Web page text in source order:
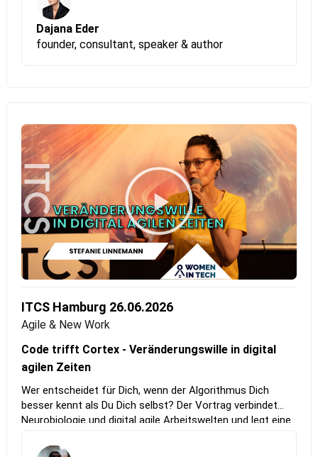
Dajana Eder
founder, consultant, speaker & author
ITCS Hamburg 26.06.2026
Agile & New Work
Code trifft Cortex - Veränderungswille in digital
agilen Zeiten
Wer entscheidet für Dich, wenn der Algorithmus Dich
besser kennt als Du Dich selbst? Der Vortrag verbindet
Neurobiologie und digital agile Arbeitswelten und legt eine
wichtigste Kompetenz der nächsten Jahre dort liegt, wo